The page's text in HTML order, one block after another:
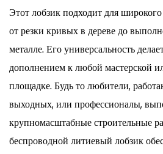
Этот лобзик подходит для
от резки кривых в дереве до
металле. Его универсальность
дополнением к любой мастерской
площадке. Будь то любители,
выходных, или профессионалы,
крупномасштабные строительные
беспроводной литиевый лобзик